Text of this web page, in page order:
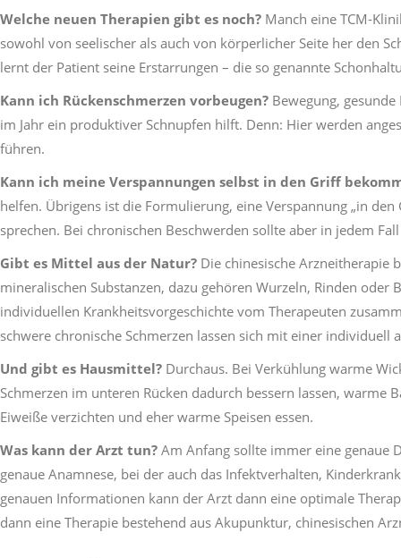
Welche neuen Therapien gibt es noch? Manch eine TCM-
sowohl von seelischer als auch von körperlicher Seite her den
lernt der Patient seine Erstarrungen – die so genannte
Kann ich Rückenschmerzen vorbeugen? Bewegung,
im Jahr ein produktiver Schnupfen hilft. Denn: Hier werden
führen.
Kann ich meine Verspannungen selbst in den Griff
helfen. Übrigens ist die Formulierung, eine Verspannung „in
sprechen. Bei chronischen Beschwerden sollte aber in jedem
Gibt es Mittel aus der Natur? Die chinesische Arzneitherapie
mineralischen Substanzen, dazu gehören Wurzeln, Rinden oder
individuellen Krankheitsvorgeschichte vom Therapeuten
schwere chronische Schmerzen lassen sich mit einer individuell
Und gibt es Hausmittel? Durchaus. Bei Verkühlung warme
Schmerzen im unteren Rücken dadurch bessern lassen, warme
Eiweiße verzichten und eher warme Speisen essen.
Was kann der Arzt tun? Am Anfang sollte immer eine genaue
genaue Anamnese, bei der auch das Infektverhalten,
genauen Informationen kann der Arzt dann eine optimale
dann eine Therapie bestehend aus Akupunktur, chinesischen